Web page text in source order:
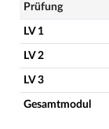
Prüfung
LV 1
LV 2
LV 3
Gesamtmodul